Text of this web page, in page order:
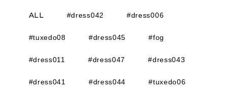
ALL #dress042 #dress006
#tuxedo08 #dress045 #fog
#dress011 #dress047 #dress043
#dress041 #dress044 #tuxedo06